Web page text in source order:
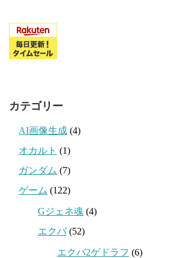
カテゴリー
AI画像生成 (4)
オカルト (1)
ガンダム (7)
ゲーム (122)
Gジェネ魂 (4)
エクバ(52)
エクバ2ゲドラフ (6)